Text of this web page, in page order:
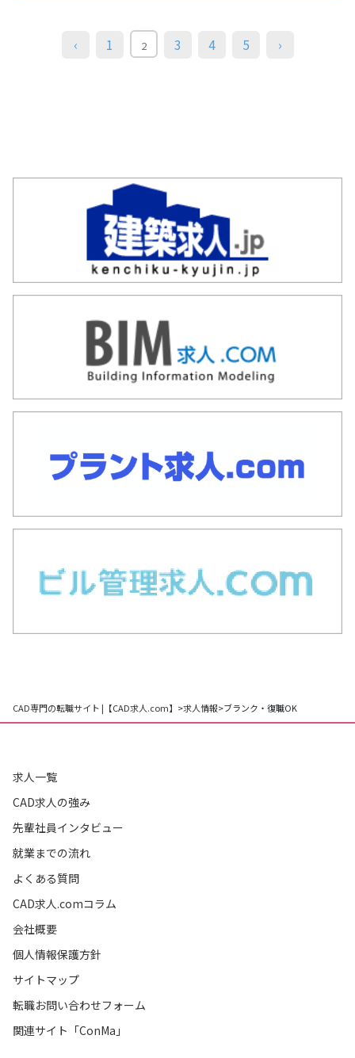
‹ 1 2 3 4 5 ›
CAD専門の転職サイト |【CAD求人.com】 >求人情報>ブランク・復職OK
求人一覧
CAD求人の強み
先輩社員インタビュー
就業までの流れ
よくある質問
CAD求人.comコラム
会社概要
個人情報保護方針
サイトマップ
転職お問い合わせフォーム
関連サイト「ConMa」